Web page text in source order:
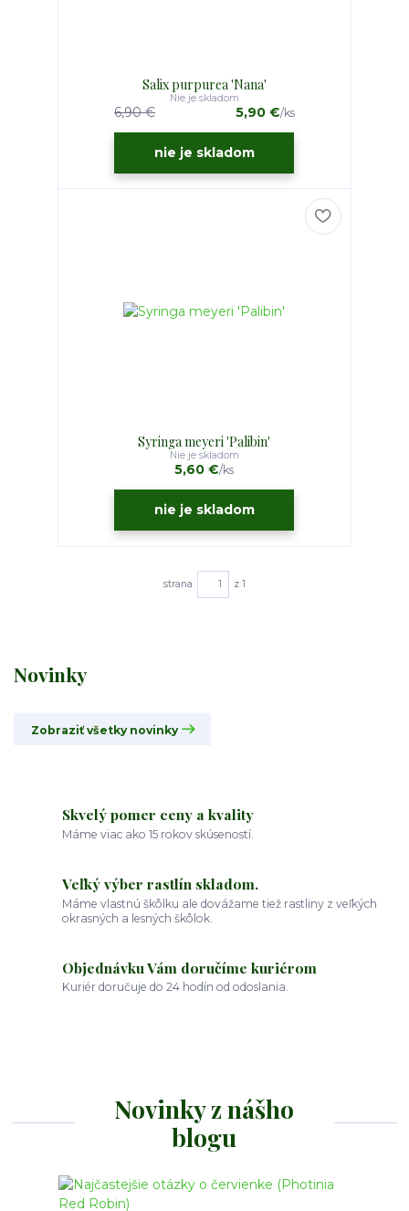
Novinky
Zobraziť všetky novinky
Salix purpurea 'Nana'
6,90 € 5,90 €/ks
Nie je skladom
nie je skladom
Syringa meyeri 'Palibin'
5,60 €/ks
Nie je skladom
nie je skladom
strana z 1
Skvelý pomer ceny a kvality
Máme viac ako 15 rokov skúseností.
Veľký výber rastlín skladom.
Máme vlastnú škôlku ale dovážame tiež rastliny z veľkých
okrasných a lesných škôlok.
Objednávku Vám doručíme kuriérom
Kuriér doručuje do 24 hodín od odoslania.
Novinky z nášho
blogu